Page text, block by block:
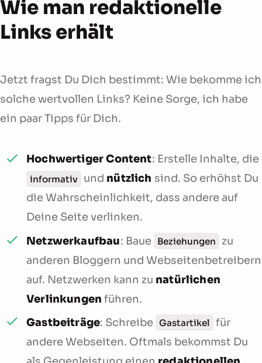
Wie man redaktionelle
Links erhält
Jetzt fragst Du Dich bestimmt: Wie bekomme ich
solche wertvollen Links? Keine Sorge, ich habe
ein paar Tipps für Dich.
Hochwertiger Content: Erstelle Inhalte, die
informativ und nützlich sind. So erhöhst Du
die Wahrscheinlichkeit, dass andere auf
Deine Seite verlinken.
Netzwerkaufbau: Baue Beziehungen
zu
anderen Bloggern und Webseitenbetreibern
auf. Netzwerken kann zu natürlichen
Verlinkungen führen.
Gastbeiträge: Schreibe Gastartikel für
andere Webseiten. Oftmals bekommst Du